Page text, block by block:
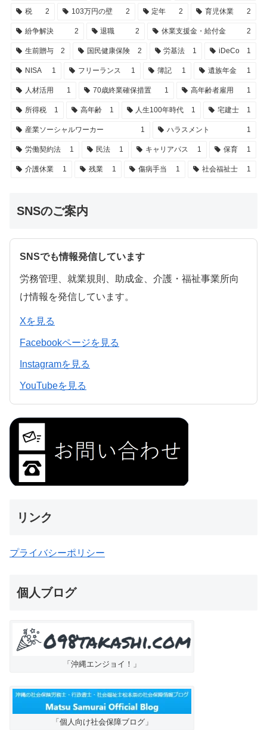
税 2 103万円の壁 2 定年 2 育児休業 2
紛争解決 2 退職 2 休業支援金・給付金 2
生前贈与 2 国民健康保険 2 労基法 1 iDeCo 1
NISA 1 フリーランス 1 簿記 1 遺族年金 1
人材活用 1 70歳終業確保措置 1 高年齢者雇用 1
所得税 1 高年齢 1 人生100年時代 1 宅建士 1
産業ソーシャルワーカー 1 ハラスメント 1
労働契約法 1 民法 1 キャリアパス 1 保育 1
介護休業 1 残業 1 傷病手当 1 社会福祉士 1
SNSのご案内
SNSでも情報発信しています
労務管理、就業規則、助成金、介護・福祉事業所向
け情報を発信しています。
Xを見る
Facebookページを見る
Instagramを見る
YouTubeを見る
リンク
プライバシーポリシー
個人ブログ
「沖縄エンジョイ！」
「個人向け社会保障ブログ」